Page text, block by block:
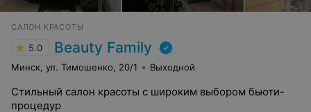
САЛОН КРАСОТЫ
5.0 Beauty Family
Минск, ул. Тимошенко, 20/1 Выходной
Стильный салон красоты с широким выбором бьюти-
процедур